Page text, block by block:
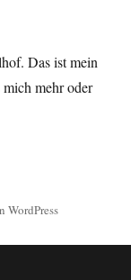
Das ist mein
mehr oder
WordPress